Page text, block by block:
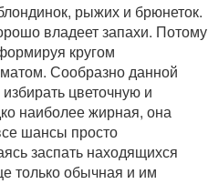
рыжих и брюнеток.
владеет запахи. Потому
кругом
Сообразно данной
цветочную и
наиболее жирная, она
шансы просто
заспать находящихся
только обычная и им